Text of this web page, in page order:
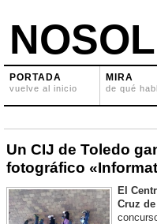
PORTADA
vuelve al inicio
MIRA
de qué
Un CIJ de Toledo
fotográfico
El
Cruz